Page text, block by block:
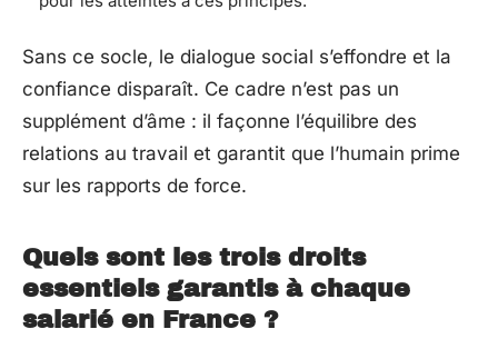
Sans ce socle, le dialogue social s’effondre et la
confiance disparaît. Ce cadre n’est pas un
supplément d’âme : il façonne l’équilibre des
relations au travail et garantit que l’humain prime
sur les rapports de force.
Quels sont les trois droits
essentiels garantis à chaque
salarié en France ?